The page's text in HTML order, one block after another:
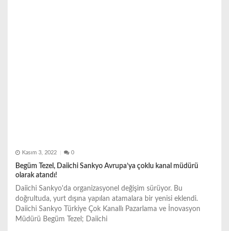
Kasım 3, 2022 0
Begüm Tezel, Daiichi Sankyo Avrupa’ya çoklu kanal müdürü
olarak atandı!
Daiichi Sankyo'da organizasyonel değişim sürüyor. Bu
doğrultuda, yurt dışına yapılan atamalara bir yenisi eklendi.
Daiichi Sankyo Türkiye Çok Kanallı Pazarlama ve İnovasyon
Müdürü Begüm Tezel; Daiichi